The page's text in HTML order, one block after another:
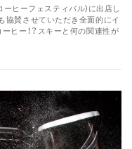
ーヒーフェスティバル)に出店し
協賛させていただき全面的にイ
ヒー！？スキーと何の関連性が